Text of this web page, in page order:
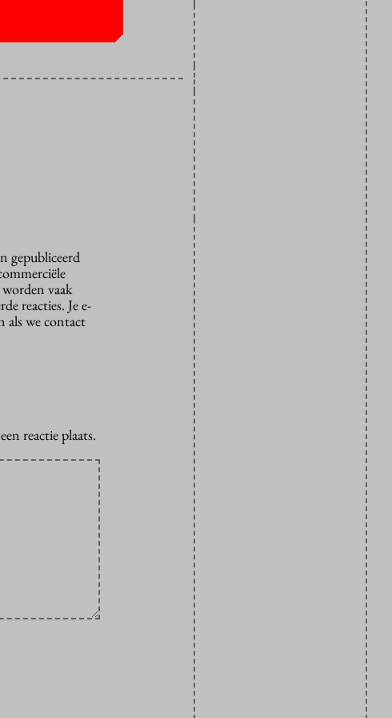
gepubliceerd
vaak
reacties. Je e-
als we contact
reactie plaats.